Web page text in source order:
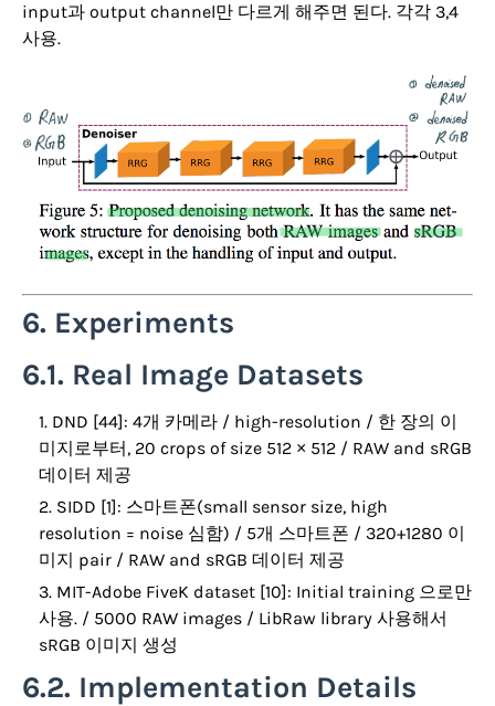
input과 output channel만 다르게 해주면 된다. 각각 3,4
사용.
6. Experiments
6.1. Real Image Datasets
DND [44]: 4개 카메라 / high-resolution / 한 장의 이
미지로부터, 20 crops of size 512 × 512 / RAW and sRGB
데이터 제공
SIDD [1]: 스마트폰(small sensor size, high
resolution = noise 심함) / 5개 스마트폰 / 320+1280 이
미지 pair / RAW and sRGB 데이터 제공
MIT-Adobe FiveK dataset [10]: Initial training 으로만
사용. / 5000 RAW images / LibRaw library 사용해서
sRGB 이미지 생성
6.2. Implementation Details